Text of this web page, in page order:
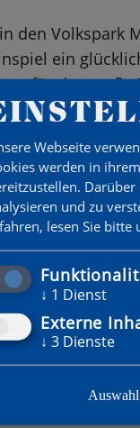
den Volkspark
ein
für das große
1808 (die
Webseite
werden in
und zu
lesen Sie bitte
↓ 1 Dienst
Externe
↓ 3 Dienste